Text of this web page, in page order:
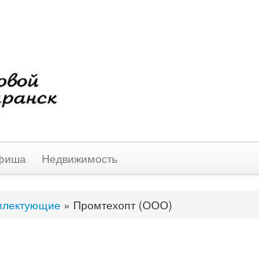
Недвижимость
» Промтехопт (ООО)